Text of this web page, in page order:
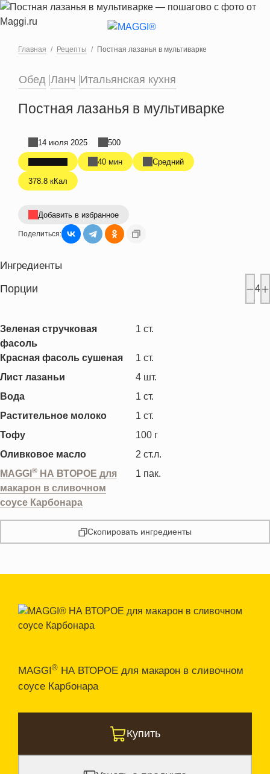
Перейти к основному содержанию
Главная Рецепты Постная лазанья в мультиварке
Обед Ланч Итальянская кухня
Постная лазанья в мультиварке
40 мин Средний
378.8 кКал
14 июля 2025 500
Добавить в избранное
Поделиться:
Ингредиенты
Порции 4
Зеленая стручковая
фасоль
1 ст.
Красная фасоль сушеная 1 ст.
Лист лазаньи
4 шт.
Вода
1 ст.
Растительное молоко
1 ст.
Тофу
100 г
Оливковое масло
2 ст.л.
MAGGI ® НА ВТОРОЕ для
макарон в сливочном
соусе Карбонара
1 пак.
Скопировать ингредиенты
MAGGI® НА ВТОРОЕ для макарон в сливочном
соусе Карбонара
Купить